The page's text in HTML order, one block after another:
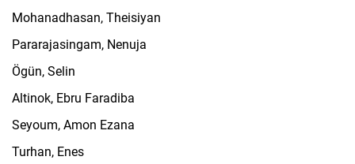
Mohanadhasan, Theisiyan
Pararajasingam, Nenuja
Ögün, Selin
Altinok, Ebru Faradiba
Seyoum, Amon Ezana
Turhan, Enes